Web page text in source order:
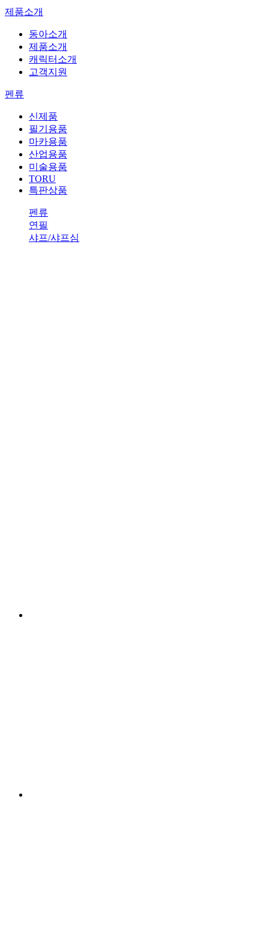
제품소개
동아소개
제품소개
캐릭터소개
고객지원
펜류
신제품
필기용품
마카용품
산업용품
미술용품
TORU
특판상품
펜류
연필
샤프/샤프심